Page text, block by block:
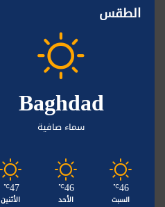
الطقس
Baghdad
سماء صافية
46
℃
السبت
46
℃
الأحد
47
℃
الأثنين